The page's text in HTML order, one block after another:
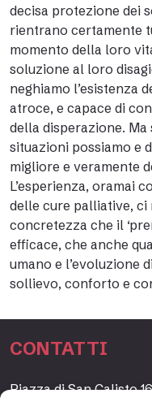
decisa protezione dei
rientrano certamente
momento della loro
soluzione al loro
neghiamo l’esistenza
atroce, e capace di
della disperazione. Ma
situazioni possiamo e
migliore e veramente
L’esperienza, oramai
delle cure palliative, ci
concretezza che il
efficace, che anche
umano e l’evoluzione
sollievo, conforto e
CONTATTI
Piazza di San Calisto